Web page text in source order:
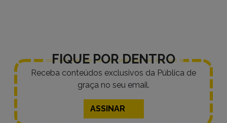
FIQUE POR DENTRO
Receba conteúdos exclusivos da Pública de
graça no seu email.
ASSINAR